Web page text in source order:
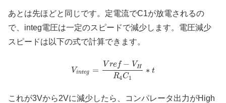
あとは先ほどと同じです。定電流でC1が放電されるの
で、integ電圧は一定のスピードで減少します。電圧減少
スピードは以下の式で計算できます。
Vinteg =
V re f − VH
R4C1
∗ t
これが3Vから2Vに減少したら、コンパレータ出力がHigh